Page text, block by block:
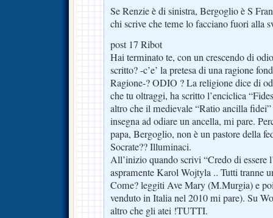
Se Renzie è di sinistra, Bergoglio è S
chi scrive che teme lo facciano fuori alla
post 17 Ribot
Hai terminato te, con un crescendo di
scritto? -c’e’ la pretesa di una ragione
Ragione-? ODIO ? La religione dice di
che tu oltraggi, ha scritto l’enciclica
altro che il medievale “Ratio ancilla
insegna ad odiare un ancella, mi pare.
papa, Bergoglio, non è un pastore della
Socrate?? Illuminaci.
All’inizio quando scrivi “Credo di essere
aspramente Karol Wojtyla .. Tutti tranne
Come? leggiti Ave Mary (M.Murgia) e
venduto in Italia nel 2010 mi pare). Su
altro che gli atei !TUTTI.